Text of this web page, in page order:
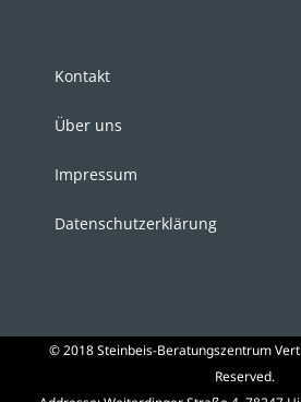
Kontakt
Über uns
Impressum
Datenschutzerklärung
© 2018 Steinbeis-Beratungszentrum
Reserved.